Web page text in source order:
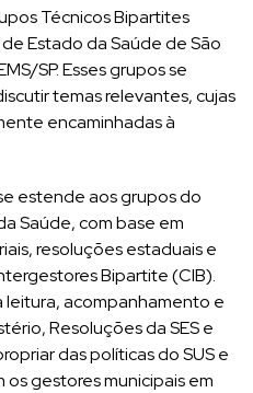
Técnicos Bipartites
Estado da Saúde de São
SP. Esses grupos se
temas relevantes, cujas
encaminhadas à
estende aos grupos do
Saúde, com base em
resoluções estaduais e
Bipartite (CIB).
leitura, acompanhamento e
Resoluções da SES e
das políticas do SUS e
gestores municipais em